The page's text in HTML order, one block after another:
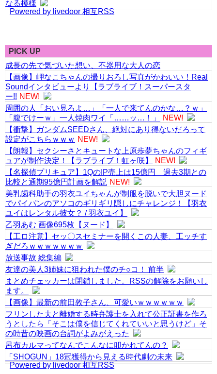
なる模様
Powered by livedoor 相互RSS
PICK UP
成長の先で気づいた想い、不器用な大人の恋
【画像】岬なこちゃんの撮りおろし写真がかわいい！Real
Soundインタビューより【ラブライブ！スーパースタ
ー!! NEW!
周囲の人「おい見ろよ…」「一人で来てんのかな…？ｗ」
「腹でけーｗ」一人焼肉ワイ「……ッ…！」
NEW!
【衝撃】ガンダムSEEDさん、絶対にあり得ないだろって
設定がこちらｗｗｗ
NEW!
【朗報】セクシーさとキュートな上原歩夢ちゃんのフィギ
ュアが制作決定！【ラブライブ！虹ヶ咲】
NEW!
【名探偵プリキュア】1QのIP売上は15億円 過去3期との
比較と通期95億円計画を解説 NEW!
美乳歯科助手の羽衣ユイちゃんが制服を脱いで大胆ヌード
でパイパンのアソコのギリギリ隠しにチャレンジ！【羽衣
ユイはレンタル彼女？ / 羽衣ユイ】
乙羽あむ 画像695枚【ヌード】
【工ロ注意】セッ〇スセミナーを開くこの人妻、工ッチす
ぎだろｗｗｗｗｗｗｗ
放送事故 総集編
友達の美人3姉妹に狙われた僕のチ○コ！ 前半
まとめチェッカーは閉鎖しました。RSSの解除をお願いし
ます。
【画像】最新の前田敦子さん、可愛いｗｗｗｗｗｗ
フリンした夫と離婚する時弁護士を入れて公正証書を作ろ
うとしたら「そこは僕を信じてくれていいと思うけど」そ
の時昔の映画の台詞がよみがえった
呂布カルマってなんでこんなに叩かれてんの？
「SHOGUN」18冠獲得から見える時代劇の未来
Powered by livedoor 相互RSS